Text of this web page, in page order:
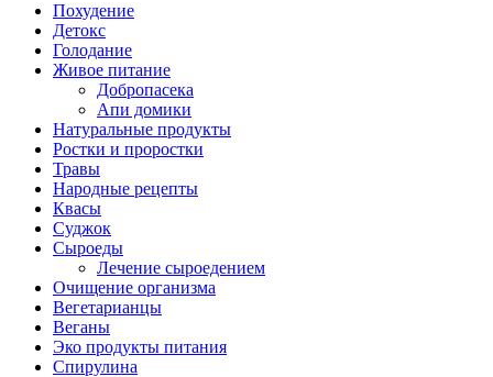
Похудение
Детокс
Голодание
Живое питание
Добропасека
Апи домики
Натуральные продукты
Ростки и проростки
Травы
Народные рецепты
Квасы
Суджок
Сыроеды
Лечение сыроедением
Очищение организма
Вегетарианцы
Веганы
Эко продукты питания
Спирулина